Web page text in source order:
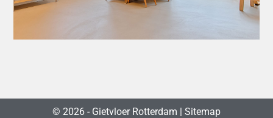
© 2026 - Gietvloer Rotterdam | Sitemap